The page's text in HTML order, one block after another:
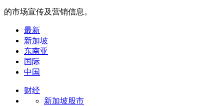
的市场宣传及营销信息。
最新
新加坡
东南亚
国际
中国
财经
新加坡股市